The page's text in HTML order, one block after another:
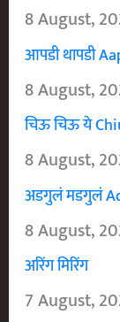
8 August,
आपडी थापडी
8 August,
चिऊ चिऊ ये
8 August,
अडगुलं मडगुलं
8 August,
अरिंग मिरिंग
7 August,